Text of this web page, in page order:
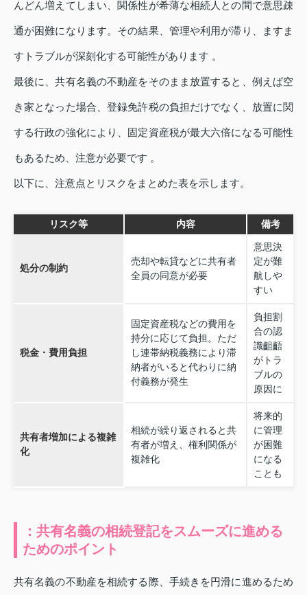
んどん増えてしまい、関係性が希薄な相続人との間で意思疎
通が困難になります。その結果、管理や利用が滞り、ますま
すトラブルが深刻化する可能性があります 。
最後に、共有名義の不動産をそのまま放置すると、例えば空
き家となった場合、登録免許税の負担だけでなく、放置に関
する行政の強化により、固定資産税が最大六倍になる可能性
もあるため、注意が必要です 。
以下に、注意点とリスクをまとめた表を示します。
リスク等 内容 備考
処分の制約
売却や転貸などに共有者
全員の同意が必要
意思決
定が難
航しや
すい
税金・費用負担
固定資産税などの費用を
持分に応じて負担。ただ
し連帯納税義務により滞
納者がいると代わりに納
付義務が発生
負担割
合の認
識齟齬
がトラ
ブルの
原因に
共有者増加による複雑
化
相続が繰り返されると共
有者が増え、権利関係が
複雑化
将来的
に管理
が困難
になる
ことも
：共有名義の相続登記をスムーズに進める
ためのポイント
共有名義の不動産を相続する際、手続きを円滑に進めるため